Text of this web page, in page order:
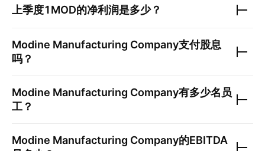
上季度1MOD的净利润是多少？
Modine Manufacturing Company支付股息
吗？
Modine Manufacturing Company有多少名员
工？
Modine Manufacturing Company的EBITDA